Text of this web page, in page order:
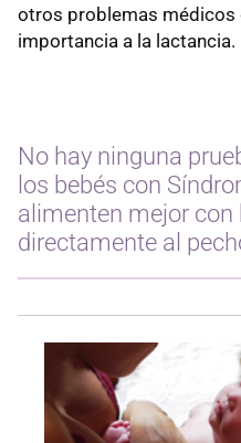
otros problemas médicos
importancia a la lactancia.
No hay ninguna
los bebés con
alimenten mejor con
directamente al